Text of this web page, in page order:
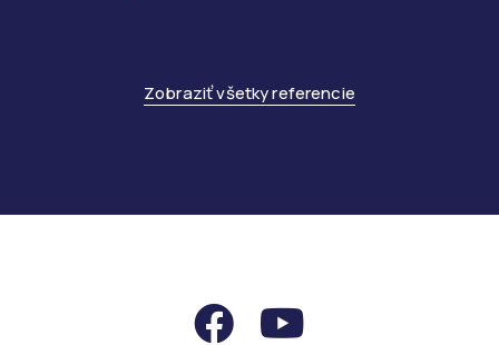
Zobraziť všetky referencie